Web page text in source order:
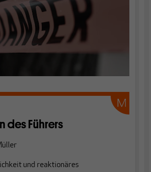
des Führers
und reaktionäres